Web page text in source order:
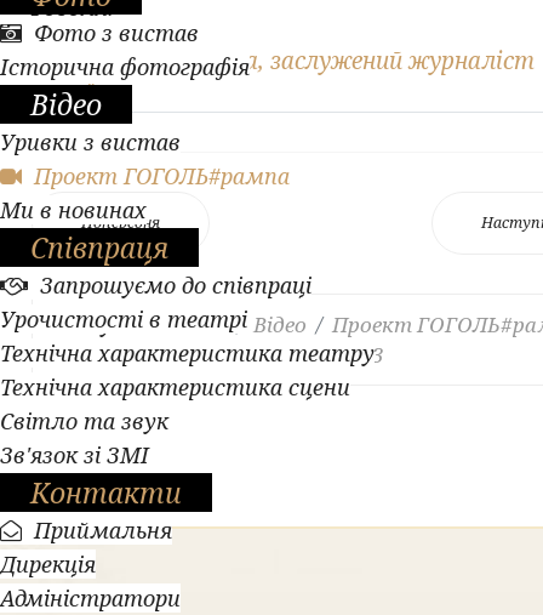
Фото з вистав
Історична фотографія
Відео
Уривки з вистав
Проект ГОГОЛЬ#рампа
Ми в новинах
Співпраця
Запрошуємо до співпраці
Урочистості в театрі
Технічна характеристика театру
Технічна характеристика сцени
Світло та звук
Зв'язок зі ЗМІ
Контакти
Приймальня
Дирекція
Адміністратори
Гоголя.
Автор: Н. Святцева, заслужений журналіст
України
Попередня
Ви тут: Головна Відео
Проект
Легендарні образи. Випуск 143